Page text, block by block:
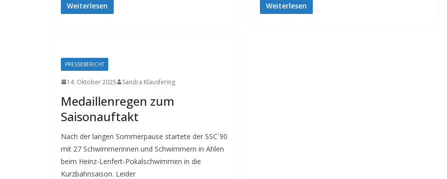
Weiterlesen Weiterlesen
PRESSEBERICHT
14. Oktober 2025 Sandra Klausfering
Medaillenregen zum
Saisonauftakt
Nach der langen Sommerpause startete der SSC´90
mit 27 Schwimmerinnen und Schwimmern in Ahlen
beim Heinz-Lenfert-Pokalschwimmen in die
Kurzbahnsaison. Leider